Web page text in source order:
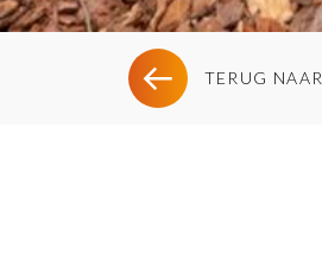
TERUG